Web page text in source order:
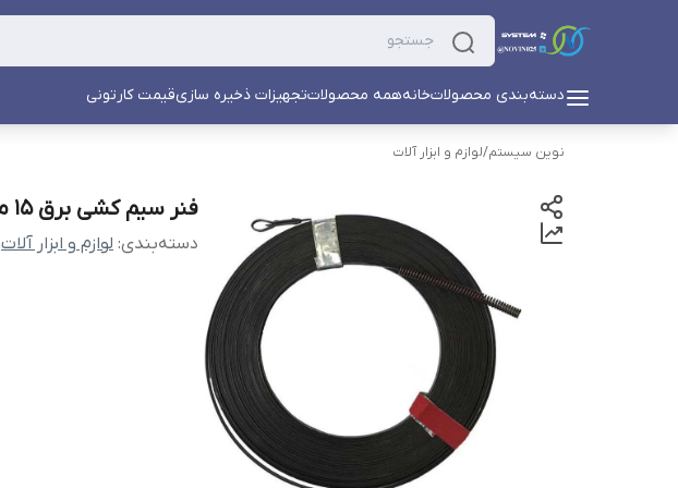
دسته‌بندی محصولاتخانههمه محصولاتتجهیزات ذخیره سازیقیمت کارتونی
نوین سیستم/لوازم و ابزار آلات
فنر سیم کشی برق 15 متری(t)
دسته‌بندی: لوازم و ابزار آلات